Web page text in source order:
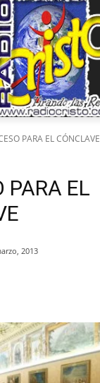
PARA EL CÓNCLAVE
PARA EL
2013